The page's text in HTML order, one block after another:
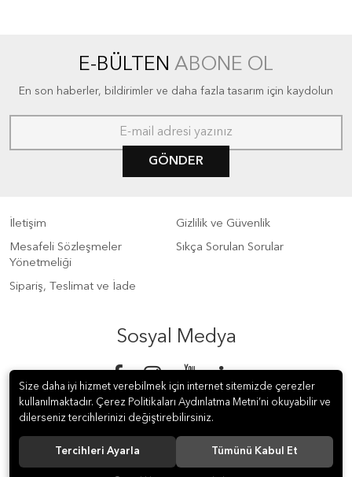
E-BÜLTEN ABONE OL
En son haberler, bildirimler ve daha fazla tasarım için kaydolun
GÖNDER
İletişim
Gizlilik ve Güvenlik
Mesafeli Sözleşmeler
Yönetmeliği
Sıkça Sorulan Sorular
Sipariş, Teslimat ve İade
Sosyal Medya
© 2018 S Meter Sayaç ve Otomasyon A.Ş. Tüm hakları saklıdır.
Size daha iyi hizmet verebilmek için internet sitemizde çerezler
kullanılmaktadır. Çerez Politikaları Aydınlatma Metni’ni okuyabilir ve
dilerseniz tercihlerinizi değiştirebilirsiniz.
Tercihleri Ayarla Tümünü Kabul Et